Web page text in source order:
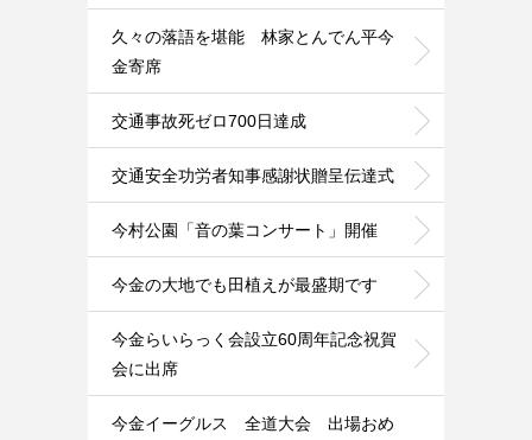
久々の落語を堪能 林家とんでん平今
金寄席
交通事故死ゼロ700日達成
交通安全功労者知事感謝状贈呈伝達式
今村公園「音の葉コンサート」開催
今金の大地でも田植えが最盛期です
今金らいらっく会設立60周年記念祝賀
会に出席
今金イーグルス 全道大会 出場おめ